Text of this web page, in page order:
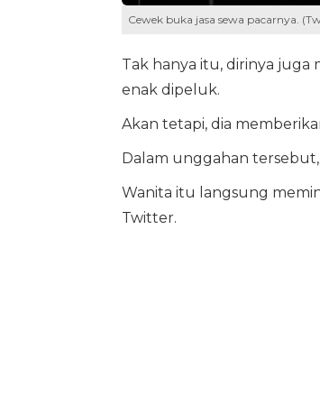
Cewek buka jasa sewa pacarnya.
Tak hanya itu, dirinya juga
enak dipeluk.
Akan tetapi, dia
Dalam unggahan
Wanita itu langsung
Twitter.